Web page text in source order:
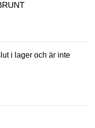
i lager och är inte